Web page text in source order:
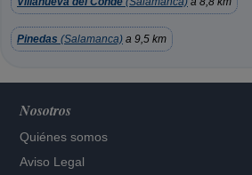
Pinedas (Salamanca) a 9,5 km
Nosotros
Quiénes somos
Aviso Legal